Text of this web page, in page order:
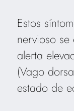
Estos
nervioso
alerta
(Vago
estado de